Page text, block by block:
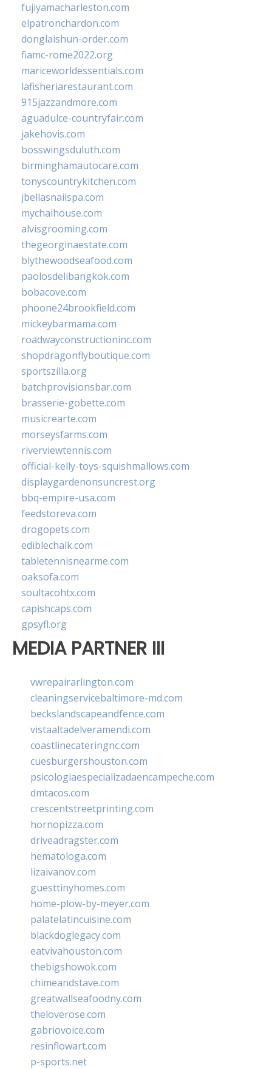
fujiyamacharleston.com
elpatronchardon.com
donglaishun-order.com
fiamc-rome2022.org
mariceworldessentials.com
lafisheriarestaurant.com
915jazzandmore.com
aguadulce-countryfair.com
jakehovis.com
bosswingsduluth.com
birminghamautocare.com
tonyscountrykitchen.com
jbellasnailspa.com
mychaihouse.com
alvisgrooming.com
thegeorginaestate.com
blythewoodseafood.com
paolosdelibangkok.com
bobacove.com
phoone24brookfield.com
mickeybarmama.com
roadwayconstructioninc.com
shopdragonflyboutique.com
sportszilla.org
batchprovisionsbar.com
brasserie-gobette.com
musicrearte.com
morseysfarms.com
riverviewtennis.com
official-kelly-toys-squishmallows.com
displaygardenonsuncrest.org
bbq-empire-usa.com
feedstoreva.com
drogopets.com
ediblechalk.com
tabletennisnearme.com
oaksofa.com
soultacohtx.com
capishcaps.com
gpsyfl.org
MEDIA PARTNER III
vwrepairarlington.com
cleaningservicebaltimore-md.com
beckslandscapeandfence.com
vistaaltadelveramendi.com
coastlinecateringnc.com
cuesburgershouston.com
psicologiaespecializadaencampeche.com
dmtacos.com
crescentstreetprinting.com
hornopizza.com
driveadragster.com
hematologa.com
lizaivanov.com
guesttinyhomes.com
home-plow-by-meyer.com
palatelatincuisine.com
blackdoglegacy.com
eatvivahouston.com
thebigshowok.com
chimeandstave.com
greatwallseafoodny.com
theloverose.com
gabriovoice.com
resinflowart.com
p-sports.net